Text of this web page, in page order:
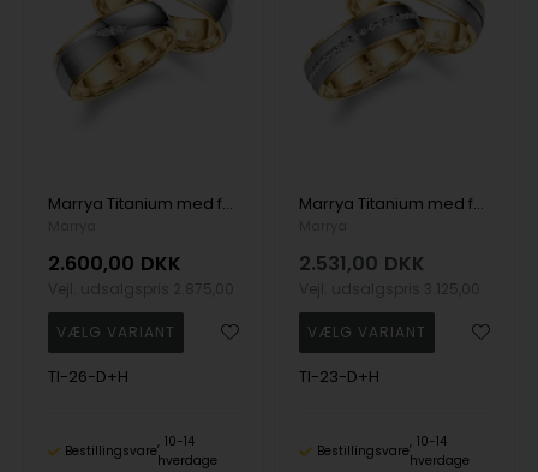
Marrya Titanium med forgyldning Vielsesringe med 3 stk Zirkonia
2.600,00 DKK
TI-26-D+H
Bestillingsvare
10-14
hverdage
Marrya Titanium med forgyldning Vielsesringe med +10 stk Zirkonia
2.531,00 DKK
TI-23-D+H
Bestillingsvare
10-14
hverdage